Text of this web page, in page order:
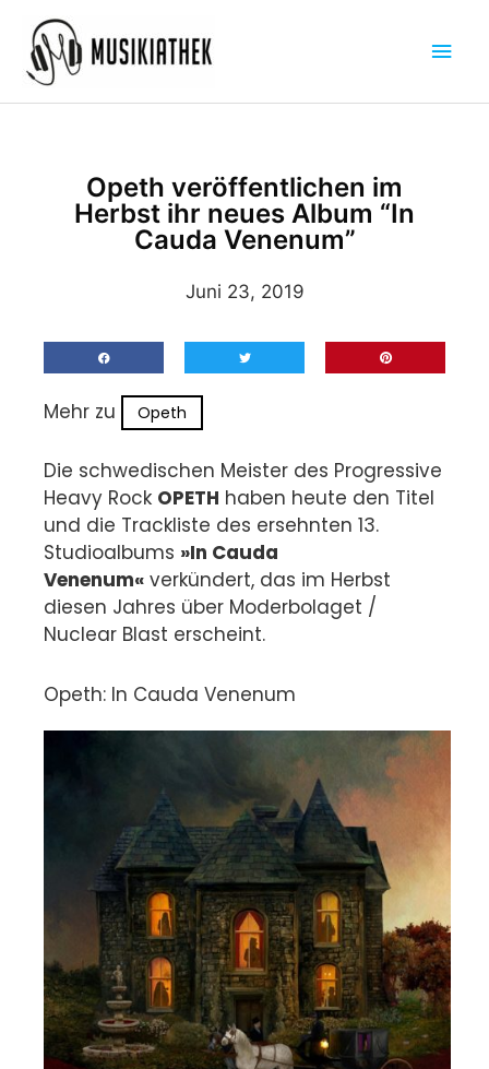
Inhalt
springen
Opeth veröffentlichen im
Herbst ihr neues Album “In
Cauda Venenum”
Juni 23, 2019
Mehr zu Opeth
Die schwedischen Meister des Progressive
Heavy Rock OPETH haben heute den Titel
und die Trackliste des ersehnten 13.
Studioalbums »In Cauda
Venenum« verkündert, das im Herbst
diesen Jahres über Moderbolaget /
Nuclear Blast erscheint.
Opeth: In Cauda Venenum